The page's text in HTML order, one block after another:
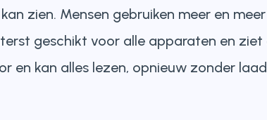
zien. Mensen gebruiken meer en
geschikt voor alle apparaten en ziet
en kan alles lezen, opnieuw zonder